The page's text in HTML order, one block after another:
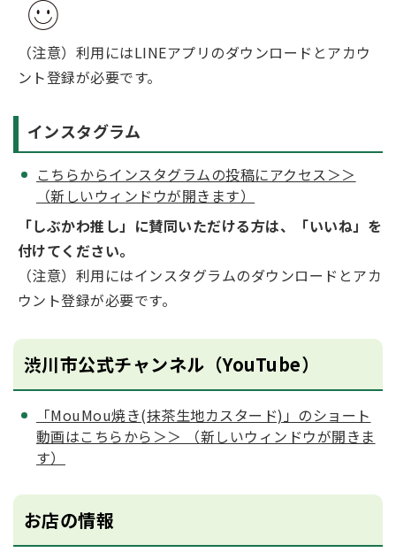
（注意）利用にはLINEアプリのダウンロードとアカウ
ント登録が必要です。
インスタグラム
こちらからインスタグラムの投稿にアクセス＞＞
（新しいウィンドウが開きます）
「しぶかわ推し」に賛同いただける方は、「いいね」を
付けてください。
（注意）利用にはインスタグラムのダウンロードとアカ
ウント登録が必要です。
渋川市公式チャンネル（YouTube）
「MouMou焼き(抹茶⽣地カスタード)」のショート
動画はこちらから＞＞ （新しいウィンドウが開きま
す）
お店の情報